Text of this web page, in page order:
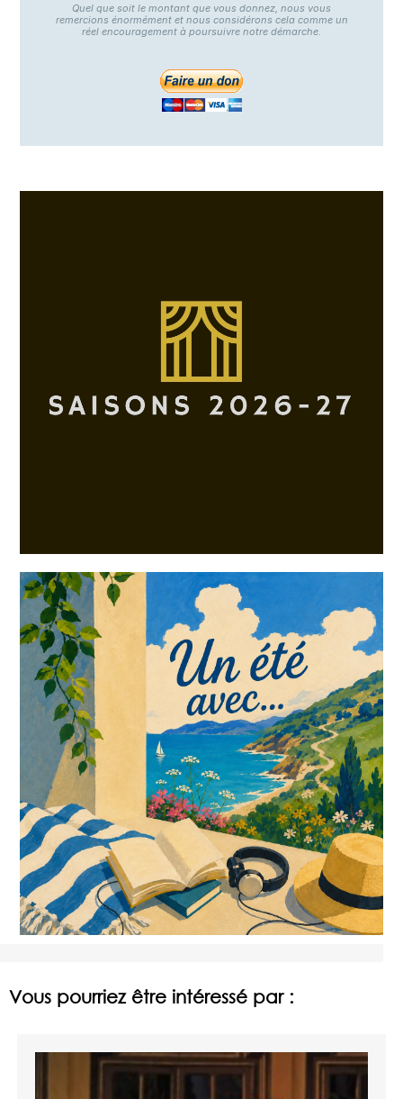
Quel que soit le montant que vous donnez, nous vous
remercions énormément et nous considérons cela comme un
réel encouragement à poursuivre notre démarche.
Vous pourriez être intéressé par :